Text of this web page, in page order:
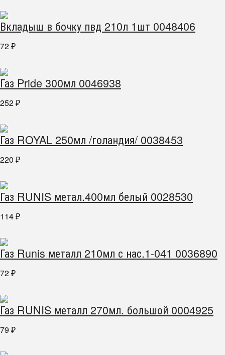
Вкладыш в бочку пвд 210л 1шт 0048406
72 ₽
Газ Pride 300мл 0046938
252 ₽
Газ ROYAL 250мл /голандия/ 0038453
220 ₽
Газ RUNIS метал.400мл белый 0028530
114 ₽
Газ Runis металл 210мл с нас.1-041 0036890
72 ₽
Газ RUNIS металл 270мл. большой 0004925
79 ₽